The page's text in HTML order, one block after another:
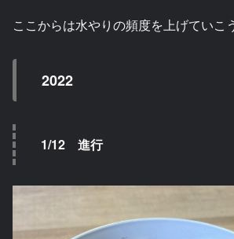
ここからは水やりの頻度を上げていこ
2022
1/12 進行